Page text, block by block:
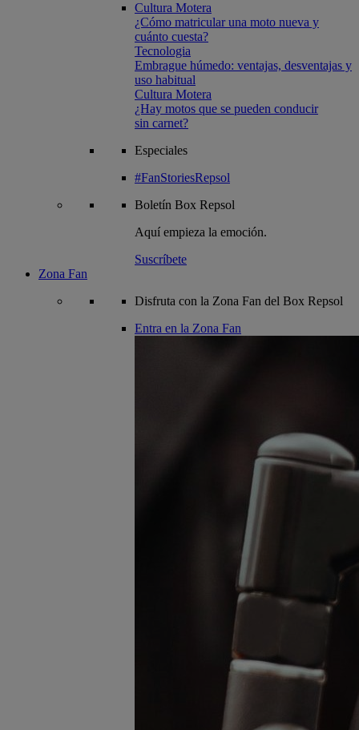
Cultura Motera
¿Cómo matricular una moto nueva y
cuánto cuesta?
Tecnologia
Embrague húmedo: ventajas, desventajas y
uso habitual
Cultura Motera
¿Hay motos que se pueden conducir
sin carnet?
Especiales
#FanStoriesRepsol
Boletín Box Repsol
Aquí empieza la emoción.
Suscríbete
Zona Fan
Disfruta con la Zona Fan del Box Repsol
Entra en la Zona Fan